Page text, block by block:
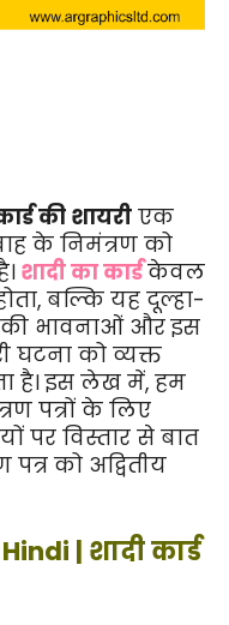
की शायरी एक
के निमंत्रण को
शादी का कार्डकेवल
बल्कि यह दूल्हा-
की भावनाओं और इस
घटना को व्यक्त
पत्रों के लिए
पर विस्तार से बात
को अद्वितीय
| शादी कार्ड